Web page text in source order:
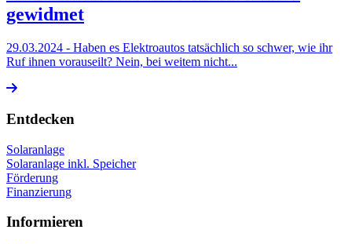
gewidmet
29.03.2024 - Haben es Elektroautos tatsächlich so schwer, wie ihr
Ruf ihnen vorauseilt? Nein, bei weitem nicht...
Entdecken
Solaranlage
Solaranlage inkl. Speicher
Förderung
Finanzierung
Informieren